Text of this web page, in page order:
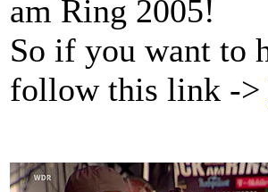
am Ring 2005!
So if you want to
follow this link ->